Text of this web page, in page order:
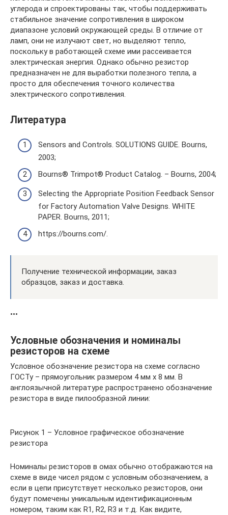
углерода и спроектированы так, чтобы поддерживать
стабильное значение сопротивления в широком
диапазоне условий окружающей среды. В отличие от
ламп, они не излучают свет, но выделяют тепло,
поскольку в работающей схеме ими рассеивается
электрическая энергия. Однако обычно резистор
предназначен не для выработки полезного тепла, а
просто для обеспечения точного количества
электрического сопротивления.
Литература
Sensors and Controls. SOLUTIONS GUIDE. Bourns,
2003;
Bourns® Trimpot® Product Catalog. – Bourns, 2004;
Selecting the Appropriate Position Feedback Sensor
for Factory Automation Valve Designs. WHITE
PAPER. Bourns, 2011;
https://bourns.com/.
Получение технической информации, заказ
образцов, заказ и доставка.
•••
Условные обозначения и номиналы
резисторов на схеме
Условное обозначение резистора на схеме согласно
ГОСТу – прямоугольник размером 4 мм x 8 мм. В
англоязычной литературе распространено обозначение
резистора в виде пилообразной линии:
Рисунок 1 – Условное графическое обозначение
резистора
Номиналы резисторов в омах обычно отображаются на
схеме в виде чисел рядом с условным обозначением, а
если в цепи присутствует несколько резисторов, они
будут помечены уникальным идентификационным
номером, таким как R1, R2, R3 и т.д. Как видите,